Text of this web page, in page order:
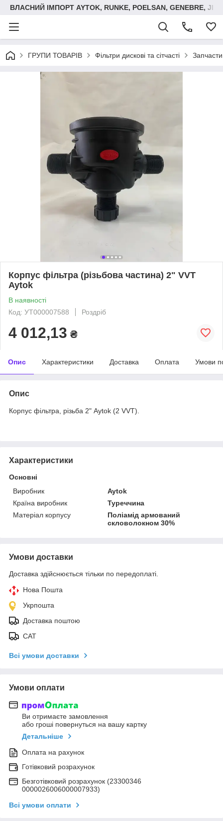
ВЛАСНИЙ ІМПОРТ AYTOK, RUNKE, POELSAN, GENEBRE,
ГРУПИ ТОВАРІВ Фільтри дискові та сітчасті
Корпус фільтра (різьбова частина) 2" VVT
Aytok
В наявності
Код: УТ000007588
Роздріб
4 012,13 ₴
Опис Характеристики Доставка Оплата Умови
Опис
Корпус фільтра, різьба 2" Aytok (2 VVT).
Характеристики
Основні
Виробник
Aytok
Країна виробник
Туреччина
Матеріал корпусу
Поліамід армований
скловолокном 30%
Умови доставки
Доставка здійснюється тільки по передоплаті.
Нова Пошта
Укрпошта
Доставка поштою
САТ
Всі умови доставки
Умови оплати
Ви отримаєте замовлення
або гроші повернуться на вашу картку
Детальніше
Оплата на рахунок
Готівковий розрахунок
Безготівковий розрахунок (23300346
0000026006000007933)
Всі умови оплати